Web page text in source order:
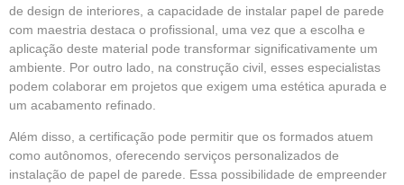
de design de interiores, a capacidade de instalar papel de parede
com maestria destaca o profissional, uma vez que a escolha e
aplicação deste material pode transformar significativamente um
ambiente. Por outro lado, na construção civil, esses especialistas
podem colaborar em projetos que exigem uma estética apurada e
um acabamento refinado.
Além disso, a certificação pode permitir que os formados atuem
como autônomos, oferecendo serviços personalizados de
instalação de papel de parede. Essa possibilidade de empreender